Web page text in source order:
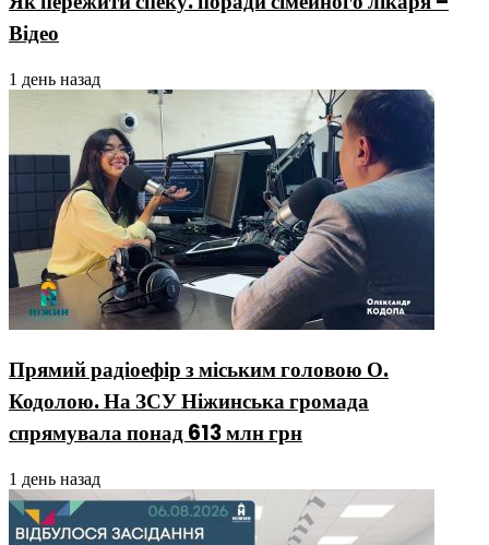
Відео
1 день назад
Прямий радіоефір з міським головою О.
Кодолою. На ЗСУ Ніжинська громада
спрямувала понад 613 млн грн
1 день назад